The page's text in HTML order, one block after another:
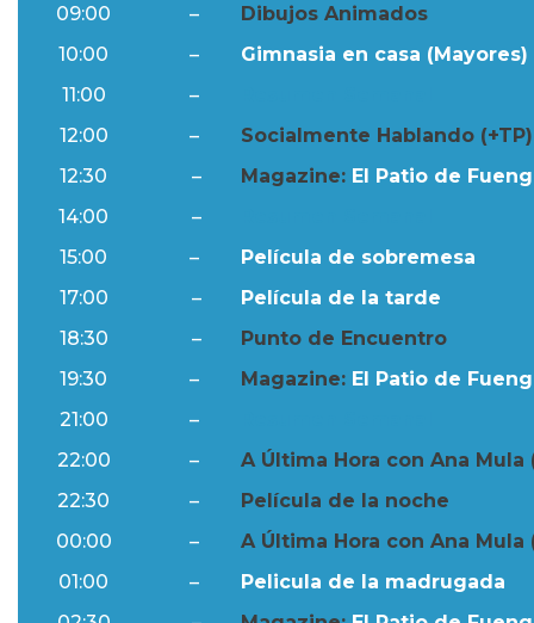
09:00
–
Dibujos Animados
10:00
–
Gimnasia en casa (Mayores)
11:00
–
12:00
–
Socialmente Hablando (+TP)
12:30
– Magazine: El Patio de
14:00
–
15:00
–
Película de sobremesa
17:00
–
Película de la tarde
18:30
–
Punto de Encuentro
19:30
– Magazine: El Patio de
21:00
–
22:00
–
A Última Hora con Ana Mula
22:30
–
Película de la noche
00:00
–
A Última Hora con Ana Mula
01:00
–
Pelicula de la madrugada